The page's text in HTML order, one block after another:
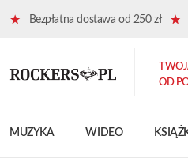
Bezpłatna dostawa od 250 zł
MUZYKA WIDEO
OD